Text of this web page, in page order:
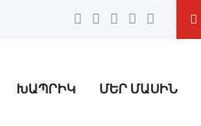
ԽԱՊՐԻԿ ՄԵՐ ՄԱՍԻՆ